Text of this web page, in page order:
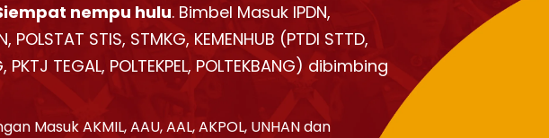
nempu hulu. Bimbel Masuk IPDN,
POLSTAT STIS, STMKG, KEMENHUB (PTDI STTD,
PKTJ TEGAL, POLTEKPEL, POLTEKBANG) dibimbing
Masuk AKMIL, AAU, AAL, AKPOL, UNHAN dan